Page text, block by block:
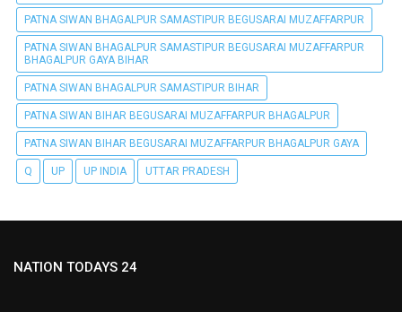
PATNA SIWAN BHAGALPUR SAMASTIPUR BEGUSARAI MUZAFFARPUR
PATNA SIWAN BHAGALPUR SAMASTIPUR BEGUSARAI MUZAFFARPUR
BHAGALPUR GAYA BIHAR
PATNA SIWAN BHAGALPUR SAMASTIPUR BIHAR
PATNA SIWAN BIHAR BEGUSARAI MUZAFFARPUR BHAGALPUR
PATNA SIWAN BIHAR BEGUSARAI MUZAFFARPUR BHAGALPUR GAYA
Q UP UP INDIA UTTAR PRADESH
NATION TODAYS 24